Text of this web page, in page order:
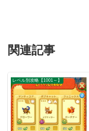
関連記事
レベル別攻略【1001～】